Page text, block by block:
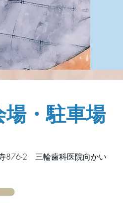
・駐車場
2 三輪歯科医院向かい